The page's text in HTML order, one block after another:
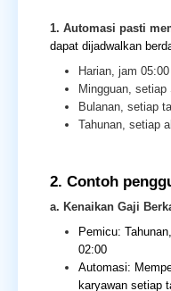
1. Automasi pasti
dapat dijadwalkan
Harian, jam 05:00
Mingguan,
Bulanan, setiap
Tahunan, setiap
2. Contoh
a. Kenaikan Gaji
Pemicu:
02:00
Automasi:
karyawan setiap